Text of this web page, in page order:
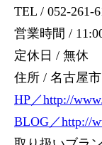
TEL / 052-261-
営業時間 /
定休日 / 無休
住所 / 名古屋
HP／http://
BLOG／http://